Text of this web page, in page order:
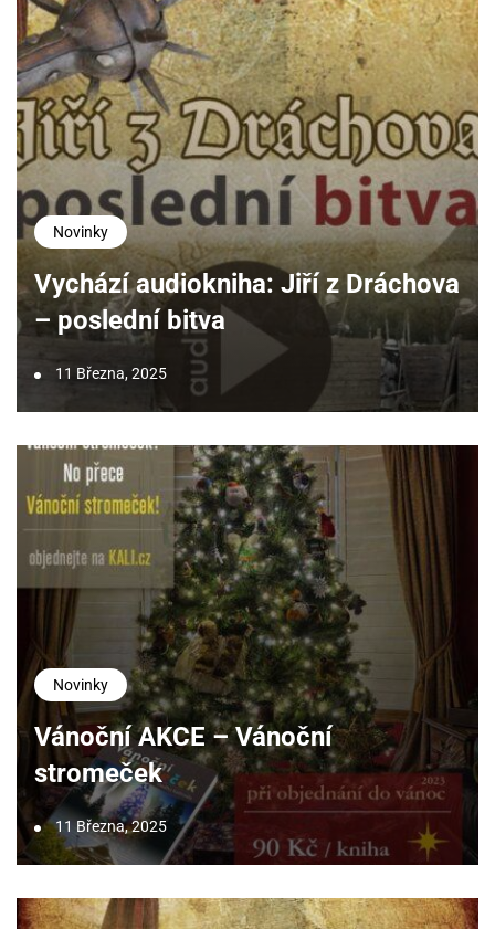
Novinky
Vychází audiokniha: Jiří z Dráchova
– poslední bitva
11 Března, 2025
Novinky
Vánoční AKCE – Vánoční
stromeček
11 Března, 2025